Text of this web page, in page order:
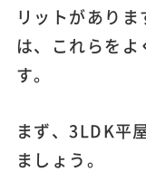
リットがあり
は、これらを
す。
まず、3LDK平
ましょう。